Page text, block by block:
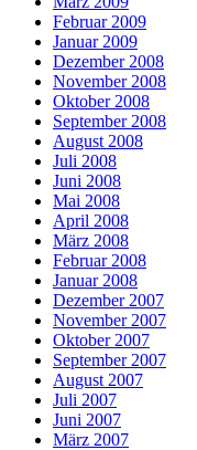
Februar 2009
Januar 2009
Dezember 2008
November 2008
Oktober 2008
September 2008
August 2008
Juli 2008
Juni 2008
Mai 2008
April 2008
März 2008
Februar 2008
Januar 2008
Dezember 2007
November 2007
Oktober 2007
September 2007
August 2007
Juli 2007
Juni 2007
März 2007